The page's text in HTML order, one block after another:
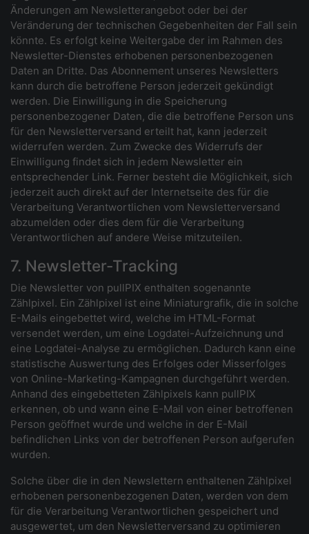
Änderungen am Newsletterangebot oder bei der
Veränderung der technischen Gegebenheiten der Fall sein
könnte. Es erfolgt keine Weitergabe der im Rahmen des
Newsletter-Dienstes erhobenen personenbezogenen
Daten an Dritte. Das Abonnement unseres Newsletters
kann durch die betroffene Person jederzeit gekündigt
werden. Die Einwilligung in die Speicherung
personenbezogener Daten, die die betroffene Person uns
für den Newsletterversand erteilt hat, kann jederzeit
widerrufen werden. Zum Zwecke des Widerrufs der
Einwilligung findet sich in jedem Newsletter ein
entsprechender Link. Ferner besteht die Möglichkeit, sich
jederzeit auch direkt auf der Internetseite des für die
Verarbeitung Verantwortlichen vom Newsletterversand
abzumelden oder dies dem für die Verarbeitung
Verantwortlichen auf andere Weise mitzuteilen.
7. Newsletter-Tracking
Die Newsletter von pullPIX enthalten sogenannte
Zählpixel. Ein Zählpixel ist eine Miniaturgrafik, die in solche
E-Mails eingebettet wird, welche im HTML-Format
versendet werden, um eine Logdatei-Aufzeichnung und
eine Logdatei-Analyse zu ermöglichen. Dadurch kann eine
statistische Auswertung des Erfolges oder Misserfolges
von Online-Marketing-Kampagnen durchgeführt werden.
Anhand des eingebetteten Zählpixels kann pullPIX
erkennen, ob und wann eine E-Mail von einer betroffenen
Person geöffnet wurde und welche in der E-Mail
befindlichen Links von der betroffenen Person aufgerufen
wurden.
Solche über die in den Newslettern enthaltenen Zählpixel
erhobenen personenbezogenen Daten, werden von dem
für die Verarbeitung Verantwortlichen gespeichert und
ausgewertet, um den Newsletterversand zu optimieren